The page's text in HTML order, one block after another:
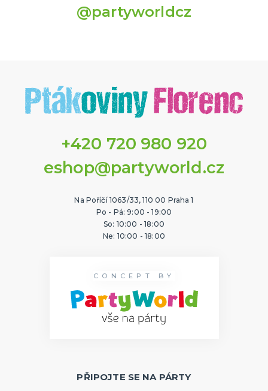
@partyworldcz
+420 720 980 920
eshop@partyworld.cz
Na Poříčí 1063/33, 110 00 Praha 1
Po - Pá: 9:00 - 19:00
So: 10:00 - 18:00
Ne: 10:00 - 18:00
CONCEPT BY
PŘIPOJTE SE NA PÁRTY